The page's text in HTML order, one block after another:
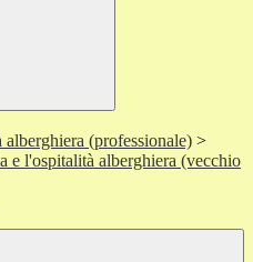
(professionale) >
e l'ospitalità alberghiera (vecchio